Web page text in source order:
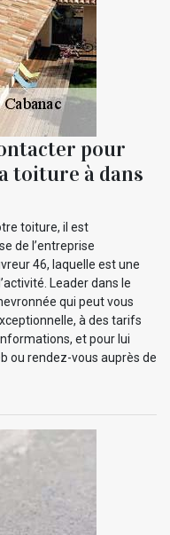
pour
toiture à dans
toiture, il est
de l’entreprise
46, laquelle est une
Leader dans le
qui peut vous
à des tarifs
et pour lui
ou rendez-vous auprès de